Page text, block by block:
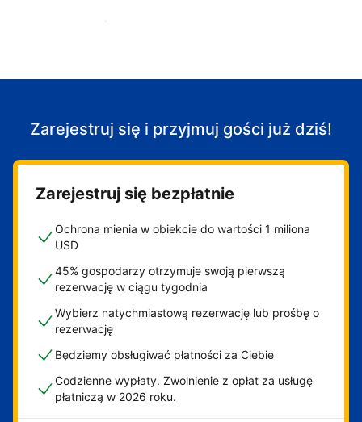
Zacznij przyjmować gości
Zarejestruj się i przyjmuj gości już dziś!
Zarejestruj się bezpłatnie
Ochrona mienia w obiekcie do wartości 1 miliona
USD
45% gospodarzy otrzymuje swoją pierwszą
rezerwację w ciągu tygodnia
Wybierz natychmiastową rezerwację lub prośbę o
rezerwację
Będziemy obsługiwać płatności za Ciebie
Codzienne wypłaty. Zwolnienie z opłat za usługę
płatniczą w 2026 roku.